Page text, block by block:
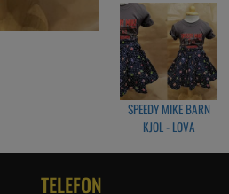
Medium
Midja: 46-50cm
9mån - 1,5 år
Large
Midja: 54-60cm
2-3 år
X-Large
Midja: 58-65cm
SPEEDY MIKE BARN
KJOL - LOVA
TELEFON